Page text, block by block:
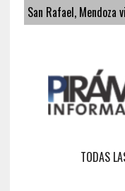
San Rafael,
TODAS